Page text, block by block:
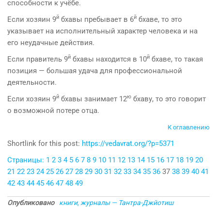
способности к учёбе.
Если хозяин 9й бхавы пребывает в 6й бхаве, то это
указывает на исполнительный характер человека и на
его неудачные действия.
Если правитель 9й бхавы находится в 10й бхаве, то такая
позиция — большая удача для профессиональной
деятельности.
Если хозяин 9й бхавы занимает 12ю бхаву, то это гово­рит
о возможной потере отца.
К оглавлению
Shortlink for this post: https://vedavrat.org/?p=5371
Страницы: 1 2 3 4 5 6 7 8 9 10 11 12 13 14 15 16 17 18 19 20
21 22 23 24 25 26 27 28 29 30 31 32 33 34 35 36 37 38 39 40 41
42 43 44 45 46 47 48 49
Опубликовано книги, журналы — Тантра-Джйотиш